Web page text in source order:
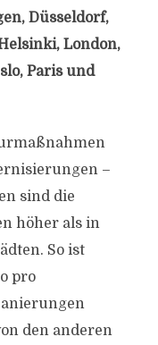
Düsseldorf,
London,
Paris und
–
sind die
höher als in
So ist
pro
den anderen